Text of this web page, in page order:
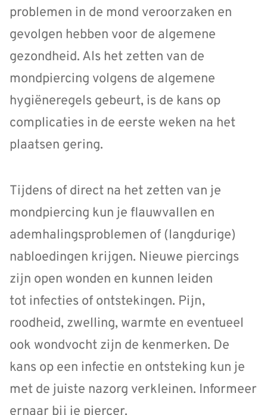
problemen in de mond veroorzaken en
gevolgen hebben voor de algemene
gezondheid. Als het zetten van de
mondpiercing volgens de algemene
hygiëneregels gebeurt, is de kans op
complicaties in de eerste weken na het
plaatsen gering.
Tijdens of direct na het zetten van je
mondpiercing kun je flauwvallen en
ademhalingsproblemen of (langdurige)
nabloedingen krijgen. Nieuwe piercings
zijn open wonden en kunnen leiden
tot infecties of ontstekingen. Pijn,
roodheid, zwelling, warmte en eventueel
ook wondvocht zijn de kenmerken. De
kans op een infectie en ontsteking kun je
met de juiste nazorg verkleinen. Informeer
ernaar bij je piercer.